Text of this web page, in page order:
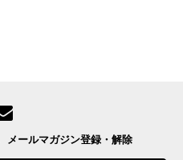
メールマガジン登録・解除